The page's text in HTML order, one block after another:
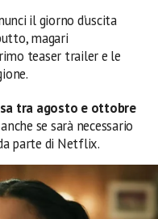
il giorno d’uscita
magari
teaser trailer e le
tra agosto e ottobre
se sarà necessario
parte di Netflix.